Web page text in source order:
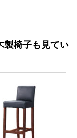
製椅子も見てい